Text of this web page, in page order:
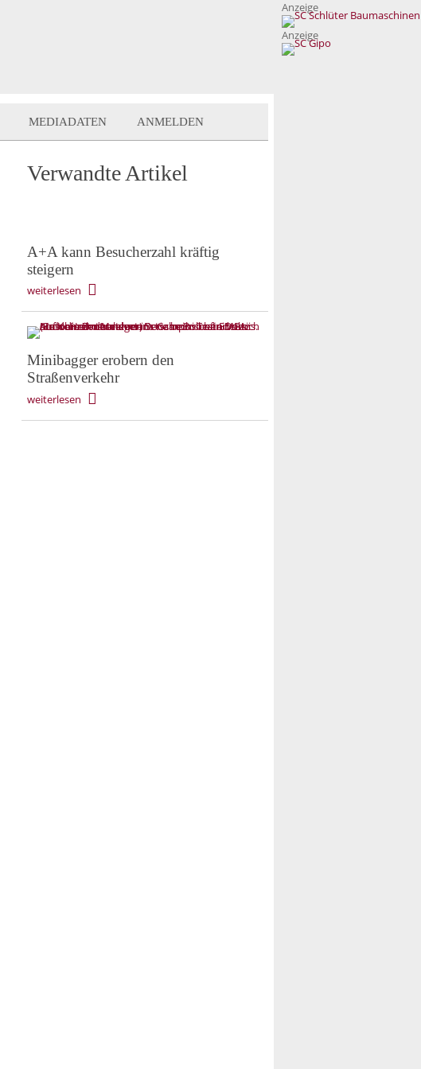
Anzeige
Anzeige
MEDIADATEN ANMELDEN
Verwandte Artikel
A+A kann Besucherzahl kräftig
steigern
weiterlesen
Minibagger erobern den
Straßenverkehr
weiterlesen